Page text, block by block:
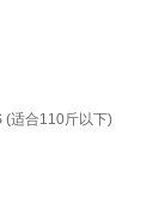
(适合110斤以下)